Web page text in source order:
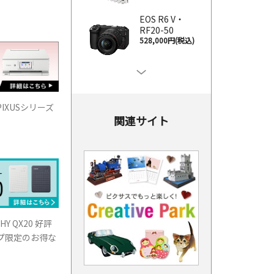
シリーズ
QX20 好評
限定のお得な
EOS R6 V・
RF20-50
528,000円(税込)
EOS R50（ブ
1,100円(税込)
EOS R5 Mark
II・ボ
654,500円(税込)
EOS R8・ボデ
ィー
242,000円(税込)
関連サイト